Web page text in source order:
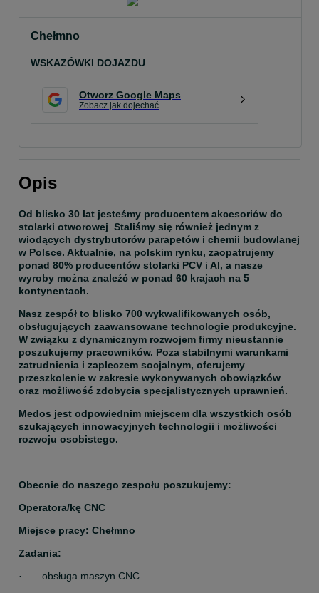
Chełmno
WSKAZÓWKI DOJAZDU
Otworz Google Maps
Zobacz jak dojechać
Opis
Od blisko 30 lat jesteśmy producentem akcesoriów do
stolarki otworowej. Staliśmy się również jednym z
wiodących dystrybutorów parapetów i chemii budowlanej
w Polsce. Aktualnie, na polskim rynku, zaopatrujemy
ponad 80% producentów stolarki PCV i Al, a nasze
wyroby można znaleźć w ponad 60 krajach na 5
kontynentach.
Nasz zespół to blisko 700 wykwalifikowanych osób,
obsługujących zaawansowane technologie produkcyjne.
W związku z dynamicznym rozwojem firmy nieustannie
poszukujemy pracowników. Poza stabilnymi warunkami
zatrudnienia i zapleczem socjalnym, oferujemy
przeszkolenie w zakresie wykonywanych obowiązków
oraz możliwość zdobycia specjalistycznych uprawnień.
Medos jest odpowiednim miejscem dla wszystkich osób
szukających innowacyjnych technologii i możliwości
rozwoju osobistego.
Obecnie do naszego zespołu poszukujemy:
Operatora/kę CNC
Miejsce pracy: Chełmno
Zadania:
·       obsługa maszyn CNC